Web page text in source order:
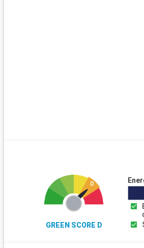
GREEN SCORE D